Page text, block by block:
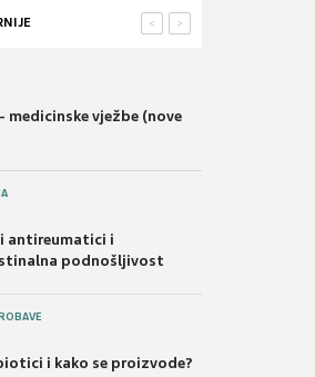
>
<
medicinske vježbe (nove
antireumatici i
podnošljivost
i kako se proizvode?